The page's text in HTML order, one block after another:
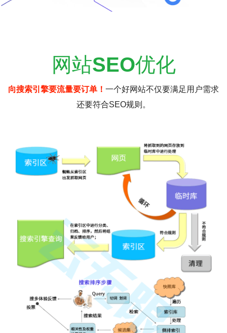
网站SEO优化
向搜索引擎要流量要订单！ 一个好网站不仅要满足用户需求
还要符合SEO规则。